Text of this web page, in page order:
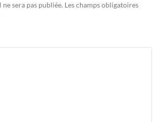
sera pas publiée. Les champs obligatoires